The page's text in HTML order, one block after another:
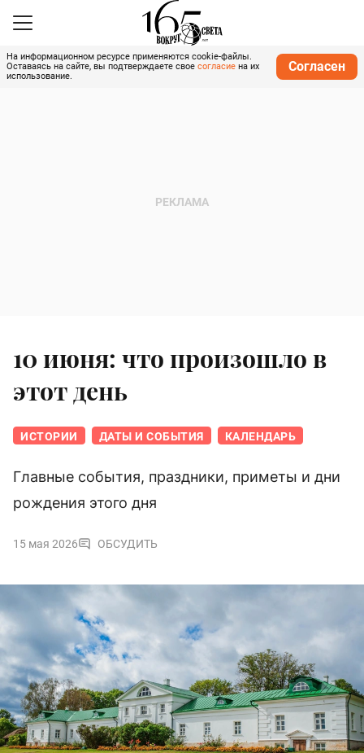
На информационном ресурсе применяются cookie-файлы.
Оставаясь на сайте, вы подтверждаете свое согласие на их
использование.
Согласен
10 июня: что произошло в
этот день
ИСТОРИИ ДАТЫ И СОБЫТИЯ КАЛЕНДАРЬ
Главные события, праздники, приметы и дни
рождения этого дня
15 мая 2026 ОБСУДИТЬ